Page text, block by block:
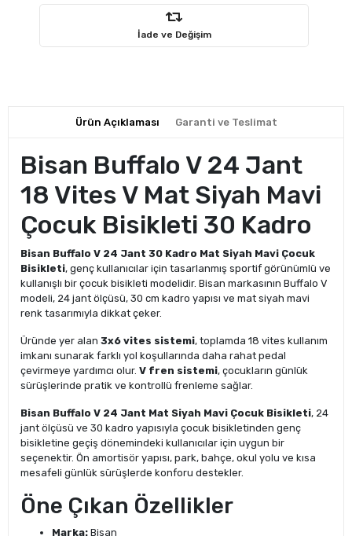
İade ve Değişim
Ürün Açıklaması Garanti ve Teslimat
Bisan Buffalo V 24 Jant
18 Vites V Mat Siyah Mavi
Çocuk Bisikleti 30 Kadro
Bisan Buffalo V 24 Jant 30 Kadro Mat Siyah Mavi Çocuk
Bisikleti, genç kullanıcılar için tasarlanmış sportif görünümlü ve
kullanışlı bir çocuk bisikleti modelidir. Bisan markasının Buffalo V
modeli, 24 jant ölçüsü, 30 cm kadro yapısı ve mat siyah mavi
renk tasarımıyla dikkat çeker.
Üründe yer alan 3x6 vites sistemi, toplamda 18 vites kullanım
imkanı sunarak farklı yol koşullarında daha rahat pedal
çevirmeye yardımcı olur. V fren sistemi, çocukların günlük
sürüşlerinde pratik ve kontrollü frenleme sağlar.
Bisan Buffalo V 24 Jant Mat Siyah Mavi Çocuk Bisikleti, 24
jant ölçüsü ve 30 kadro yapısıyla çocuk bisikletinden genç
bisikletine geçiş dönemindeki kullanıcılar için uygun bir
seçenektir. Ön amortisör yapısı, park, bahçe, okul yolu ve kısa
mesafeli günlük sürüşlerde konforu destekler.
Öne Çıkan Özellikler
Marka: Bisan